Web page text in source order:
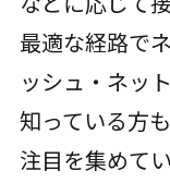
最適な経路で
ッシュ・ネッ
知っている方
注目を集めて